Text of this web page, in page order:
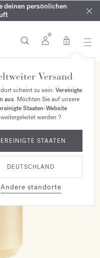
moodin Ihrer Bestellung*
und Körperöle bis zum
deinen persönlichen
0
Versand
scheint zu sein: Vereinigte
aus. Möchten Sie auf unsere
Staaten-Website
weitergeleitet werden ?
STAATEN
DEUTSCHLAND
Andere standorte